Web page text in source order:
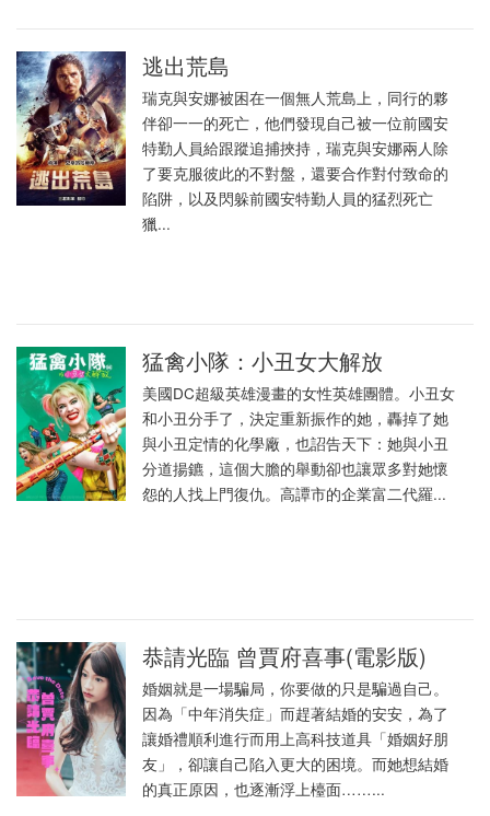
逃出荒島
瑞克與安娜被困在一個無人荒島上，同行的夥
伴卻一一的死亡，他們發現自己被一位前國安
特勤人員給跟蹤追捕挾持，瑞克與安娜兩人除
了要克服彼此的不對盤，還要合作對付致命的
陷阱，以及閃躲前國安特勤人員的猛烈死亡
獵...
猛禽小隊：小丑女大解放
美國DC超級英雄漫畫的女性英雄團體。小丑女
和小丑分手了，決定重新振作的她，轟掉了她
與小丑定情的化學廠，也詔告天下：她與小丑
分道揚鑣，這個大膽的舉動卻也讓眾多對她懷
怨的人找上門復仇。高譚市的企業富二代羅...
恭請光臨 曾賈府喜事(電影版)
婚姻就是一場騙局，你要做的只是騙過自己。
因為「中年消失症」而趕著結婚的安安，為了
讓婚禮順利進行而用上高科技道具「婚姻好朋
友」，卻讓自己陷入更大的困境。而她想結婚
的真正原因，也逐漸浮上檯面……...